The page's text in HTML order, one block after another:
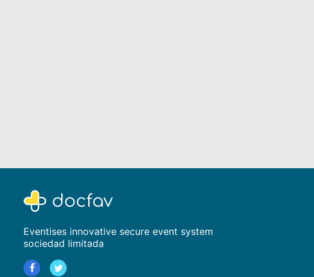
Eventises innovative secure event system
sociedad limitada